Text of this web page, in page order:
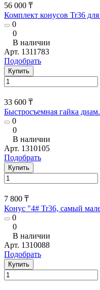
56 000 ₸
Комплект конусов Tr36
0
0
В наличии
Арт. 1311783
Подобрать
Купить
33 600 ₸
Быстросъемная гайка
0
0
В наличии
Арт. 1310105
Подобрать
Купить
7 800 ₸
Конус "4# Tr36, самый
0
0
В наличии
Арт. 1310088
Подобрать
Купить